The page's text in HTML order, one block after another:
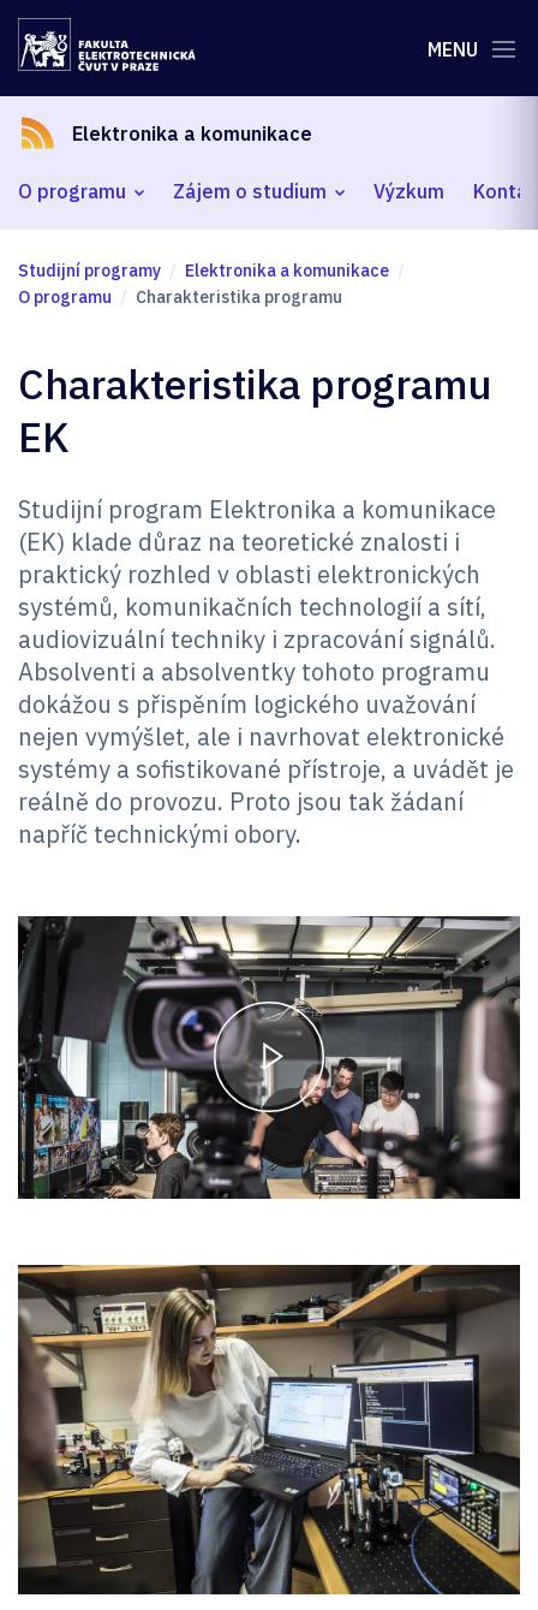
MENU
Elektronika a komunikace
O programu Zájem o studium Výzkum
Studijní programy
Elektronika a komunikace
O programu
Charakteristika programu
Charakteristika programu
EK
Studijní program Elektronika a komunikace
(EK) klade důraz na teoretické znalosti i
praktický rozhled v oblasti elektronických
systémů, komunikačních technologií a sítí,
audiovizuální techniky i zpracování signálů.
Absolventi a absolventky tohoto programu
dokážou s přispěním logického uvažování
nejen vymýšlet, ale i navrhovat elektronické
systémy a sofistikované přístroje, a uvádět je
reálně do provozu. Proto jsou tak žádaní
napříč technickými obory.